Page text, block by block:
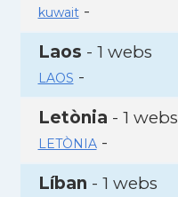
kuwait-
Laos - 1 webs
LAOS -
Letònia - 1 webs
LETÒNIA-
Líban - 1 webs